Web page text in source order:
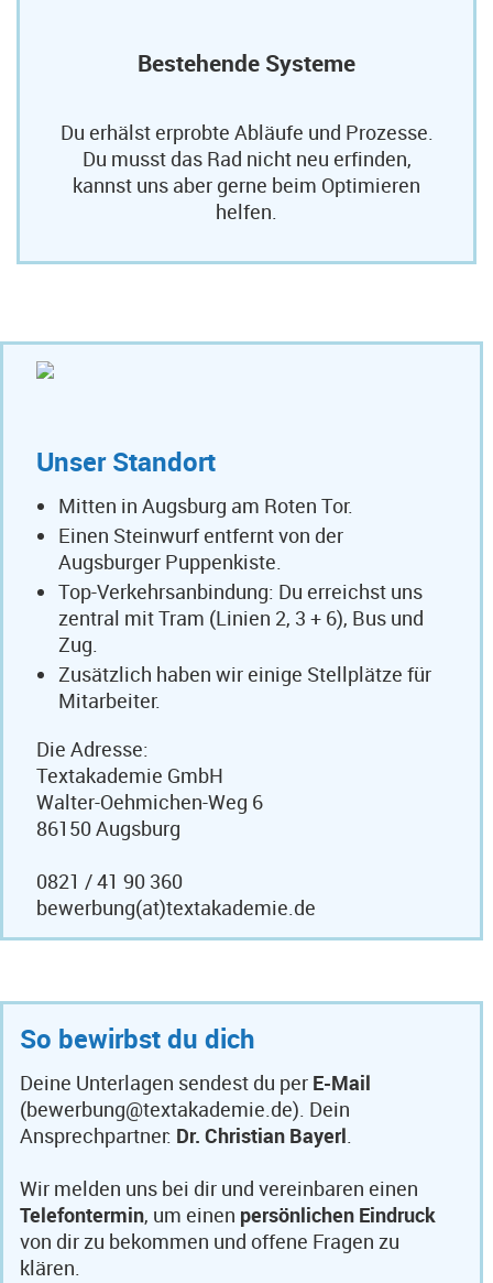
Bestehende Systeme
Du erhälst erprobte Abläufe und Prozesse.
Du musst das Rad nicht neu erfinden,
kannst uns aber gerne beim Optimieren
helfen.
Unser Standort
Mitten in Augsburg am Roten Tor.
Einen Steinwurf entfernt von der
Augsburger Puppenkiste.
Top-Verkehrsanbindung: Du erreichst uns
zentral mit Tram (Linien 2, 3 + 6), Bus und
Zug.
Zusätzlich haben wir einige Stellplätze für
Mitarbeiter.
Die Adresse:
Textakademie GmbH
Walter-Oehmichen-Weg 6
86150 Augsburg
0821 / 41 90 360
bewerbung(at)textakademie.de
So bewirbst du dich
Deine Unterlagen sendest du per E-Mail
(bewerbung@textakademie.de). Dein
Ansprechpartner: Dr. Christian Bayerl
Wir melden uns bei dir und vereinbaren einen
Telefontermin, um einen persönlichen Eindruck
von dir zu bekommen und offene Fragen zu
klären.